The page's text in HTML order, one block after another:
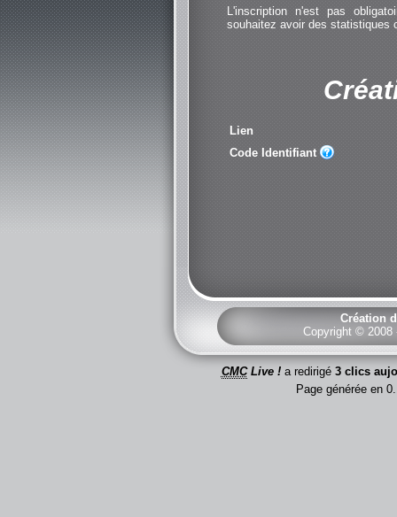
L'inscription n'est pas
souhaitez avoir des statistiques
Lien
Code Identifiant
Création
Copyright © 2008
CMCLive !a redirigé 3 clics
Page générée en